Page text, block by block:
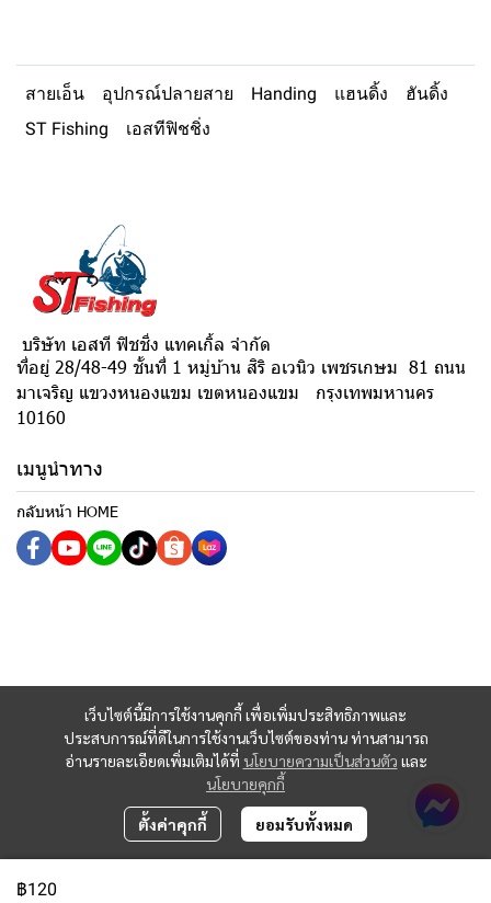
สายเอ็น อุปกรณ์ปลายสาย Handing แฮนดิ้ง
ฮันดิ้ง
ST Fishing
เอสทีฟิชชิ่ง
฿120
เว็บไซต์นี้มีการใช้งานคุกกี้ เพื่อเพิ่มประสิทธิภาพและ
ประสบการณ์ที่ดีในการใช้งานเว็บไซต์ของท่าน ท่านสามารถ
อ่านรายละเอียดเพิ่มเติมได้ที่ นโยบายความเป็นส่วนตัว และ
นโยบายคุกกี้
ตั้งค่าคุกกี้ ยอมรับทั้งหมด
บริษัท เอสที ฟิชชิ่ง แทคเกิ้ล จำกัด
ที่อยู่ 28/48-49 ชั้นที่ 1 หมู่บ้าน สิริ อเวนิว เพชรเกษม 81 ถนน
มาเจริญ แขวงหนองแขม เขตหนองแขม กรุงเทพมหานคร
10160
เมนูนำทาง
กลับหน้า HOME